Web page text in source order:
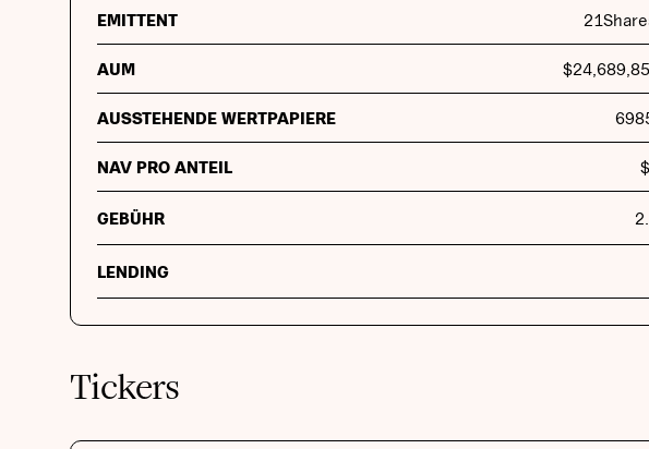
EMITTENT
AUM $
AUSSTEHENDE WERTPAPIERE
NAV PRO ANTEIL $
GEBÜHR
LENDING
Tickers